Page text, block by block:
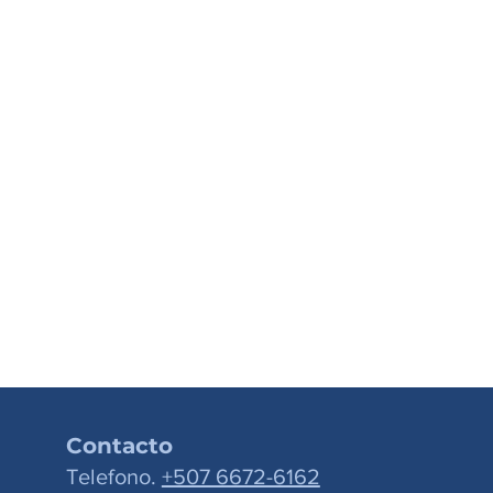
Contacto
Telefono. +507 6672-6162